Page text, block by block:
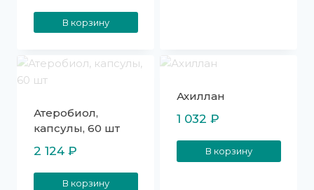
В корзину
Атеробиол,
капсулы, 60 шт
2 124 ₽
В корзину
Ахиллан
1 032 ₽
В корзину